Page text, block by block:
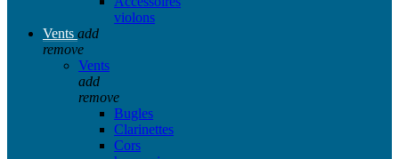
violons
Vents add
remove
Vents
add
remove
Bugles
Clarinettes
Cors